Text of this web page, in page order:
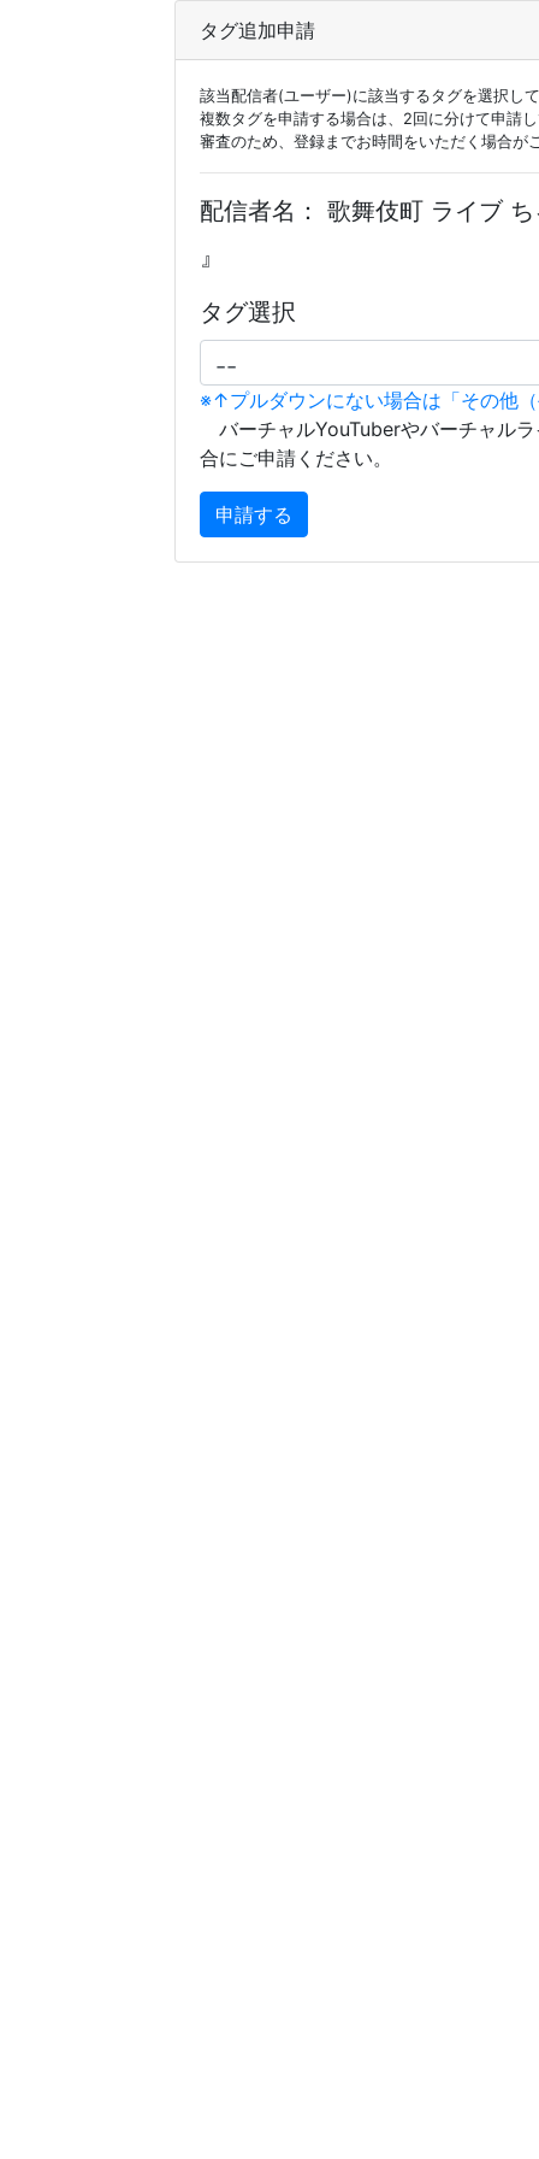
タグ追加申請
該当配信者(ユーザー)に該当するタグを選択し
複数タグを申請する場合は、2回に分けて申請
審査のため、登録までお時間をいただく場合が
配信者名： 歌舞伎町 ライブ
』
タグ選択
※↑プルダウンにない場合は「その他
バーチャルYouTuberやバーチャル
合にご申請ください。
申請する